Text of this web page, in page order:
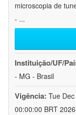
microscopia de
- ...
Instituição/UF/
- MG - Brasil
Vigência: Tue
00:00:00 BRT 2026